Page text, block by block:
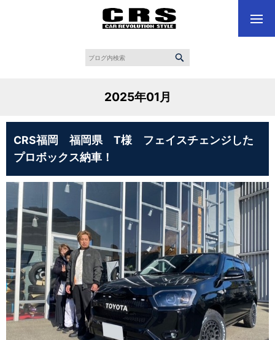
2025年01月
CRS福岡 福岡県 T様 フェイスチェンジした
プロボックス納車！